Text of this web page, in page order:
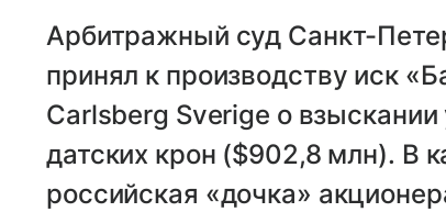
Арбитражный суд Санкт-
принял к производству иск
Carlsberg Sverige о
датских крон ($902,8 млн). В
российская «дочка»